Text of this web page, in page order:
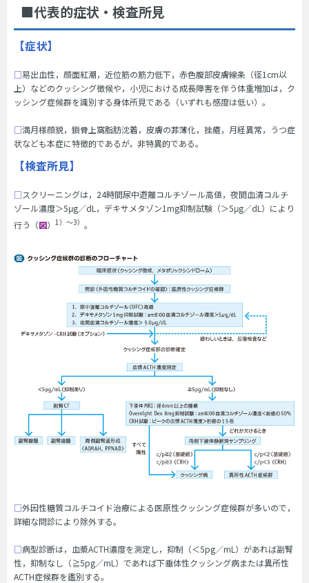
■代表的症状・検査所見
【症状】
□易出血性，顔面紅潮，近位筋の筋力低下，赤色腹部皮膚線条（径1cm以
上）などのクッシング徴候や，小児における成長障害を伴う体重増加は，ク
ッシング症候群を識別する身体所見である（いずれも感度は低い）。
□満月様顔貌，鎖骨上窩脂肪沈着，皮膚の菲薄化，挫瘡，月経異常，うつ症
状なども本症に特徴的であるが，非特異的である。
【検査所見】
□スクリーニングは，24時間尿中遊離コルチゾール高値，夜間血清コルチ
ゾール濃度＞5μg／dL，デキサメタゾン1mg抑制試験（＞5μg／dL）により
行う（図） 1）～3） 。
□外因性糖質コルチコイド治療による医原性クッシング症候群が多いので，
詳細な問診により除外する。
□病型診断は，血漿ACTH濃度を測定し，抑制（＜5pg／mL）があれば副腎
性，抑制なし（≧5pg／mL）であれば下垂体性クッシング病または異所性
ACTH症候群を鑑別する。